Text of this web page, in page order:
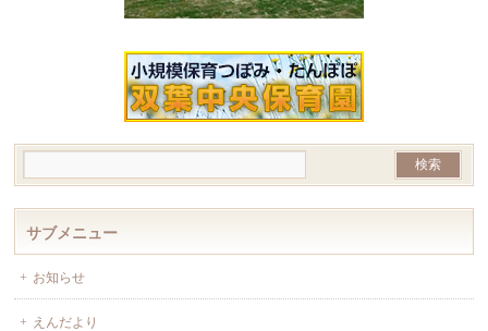
サブメニュー
お知らせ
えんだより